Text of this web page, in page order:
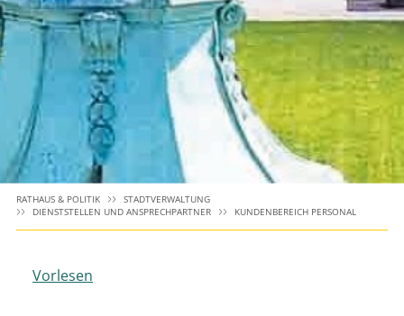
RATHAUS & POLITIK
STADTVERWALTUNG
DIENSTSTELLEN UND ANSPRECHPARTNER
KUNDENBEREICH PERSONAL
Vorlesen